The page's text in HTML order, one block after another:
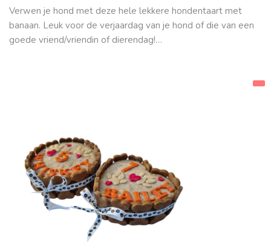
Verwen je hond met deze hele lekkere hondentaart met
banaan. Leuk voor de verjaardag van je hond of die van een
goede vriend/vriendin of dierendag!…